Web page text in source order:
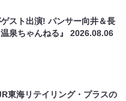
スト出演! パンサー向井＆長
泉ちゃんねる』2026.08.06
東海リテイリング・プラスの